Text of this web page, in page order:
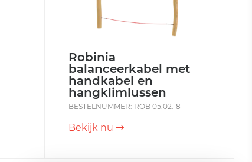
Robinia
balanceerkabel met
handkabel en
hangklimlussen
BESTELNUMMER: ROB 05.02.18
Bekijk nu